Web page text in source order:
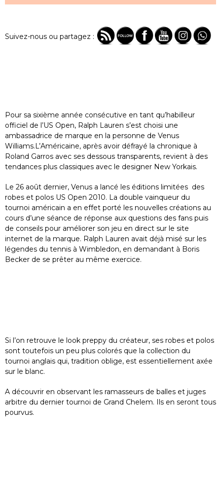
Suivez-nous ou partagez :
Pour sa sixième année consécutive en tant qu’habilleur
officiel de l’US Open, Ralph Lauren s’est choisi une
ambassadrice de marque en la personne de Venus
Williams.L’Américaine, après avoir défrayé la chronique à
Roland Garros avec ses dessous transparents, revient à des
tendances plus classiques avec le designer New Yorkais.
Le 26 août dernier, Venus a lancé les éditions limitées des
robes et polos US Open 2010. La double vainqueur du
tournoi américain a en effet porté les nouvelles créations au
cours d’une séance de réponse aux questions des fans puis
de conseils pour améliorer son jeu en direct sur le site
internet de la marque. Ralph Lauren avait déjà misé sur les
légendes du tennis à Wimbledon, en demandant à Boris
Becker de se prêter au même exercice.
Si l’on retrouve le look preppy du créateur, ses robes et polos
sont toutefois un peu plus colorés que la collection du
tournoi anglais qui, tradition oblige, est essentiellement axée
sur le blanc.
A découvrir en observant les ramasseurs de balles et juges
arbitre du dernier tournoi de Grand Chelem. Ils en seront tous
pourvus.